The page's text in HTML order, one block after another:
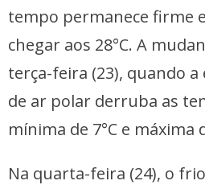
tempo permanece firme
chegar aos 28°C. A
terça-feira (23), quando
de ar polar derruba as
mínima de 7°C e máxima
Na quarta-feira (24), o